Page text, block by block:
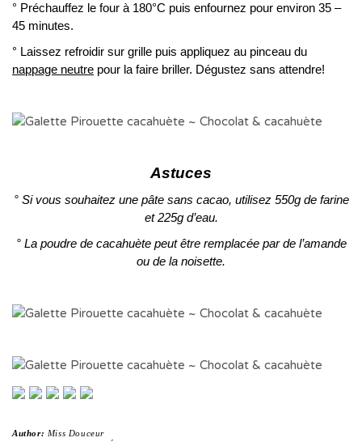
° Préchauffez le four à 180°C puis enfournez pour environ 35 –
45 minutes.
° Laissez refroidir sur grille puis appliquez au pinceau du
nappage neutre pour la faire briller. Dégustez sans attendre!
Astuces
° Si vous souhaitez une pâte sans cacao, utilisez 550g de farine
et 225g d’eau.
° La poudre de cacahuète peut être remplacée par de l’amande
ou de la noisette.
Author: Miss Douceur